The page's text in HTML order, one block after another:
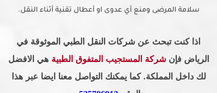
سلامة المرضى ومنع أي عدوى او أعطال تقنية أثناء النقل.
اذا كنت تبحث عن شركات النقل الطبي الموثوقة في
الرياض فإنشركة المستجيب المتفوق الطبية هي الافضل
لك داخل المملكة. كما يمكنك التواصل معنا ايضا عبر هذا